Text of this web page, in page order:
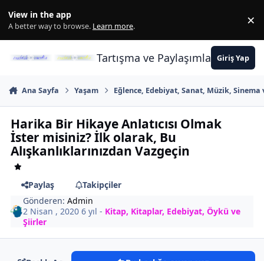
View in the app
A better way to browse. Learn more. ×
Tartışma ve PaylaşımlarınGiriş Yap
Ana Sayfa Yaşam Eğlence, Edebiyat, Sanat, Müzik, Sinema
Harika Bir Hikaye Anlatıcısı Olmak
İster misiniz? İlk olarak, Bu
Alışkanlıklarınızdan Vazgeçin
Paylaş
Takipçiler
Gönderen:Admin
2 Nisan , 20206 yıl - Kitap, Kitaplar, Edebiyat, Öykü ve
Şiirler